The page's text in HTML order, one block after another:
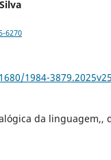
6270
1984-
da linguagem,,